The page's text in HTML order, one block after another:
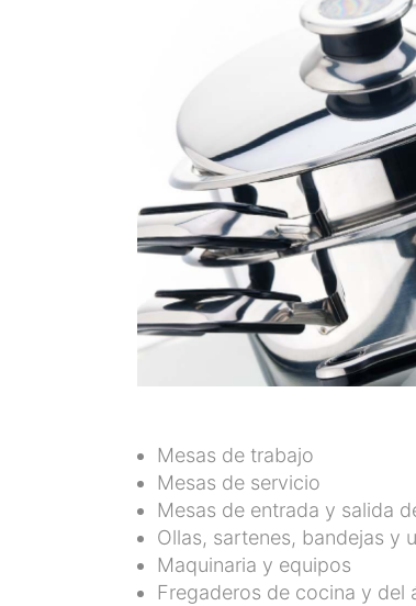
Mesas de trabajo
Mesas de servicio
Mesas de entrada y salida
Ollas, sartenes, bandejas y
Maquinaria y equipos
Fregaderos de cocina y del